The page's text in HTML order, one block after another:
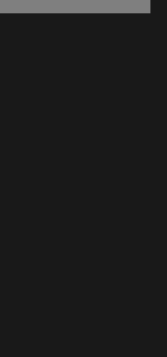
ventana)
ventana)